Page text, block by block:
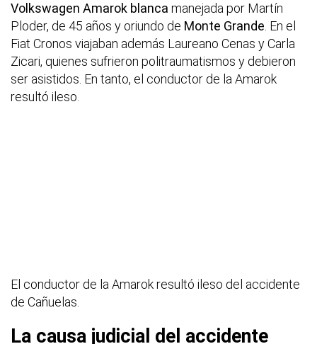
Volkswagen Amarok blanca manejada por Martín
Ploder, de 45 años y oriundo de Monte Grande. En el
Fiat Cronos viajaban además Laureano Cenas y Carla
Zicari, quienes sufrieron politraumatismos y debieron
ser asistidos. En tanto, el conductor de la Amarok
resultó ileso.
El conductor de la Amarok resultó ileso del accidente
de Cañuelas.
La causa judicial del accidente